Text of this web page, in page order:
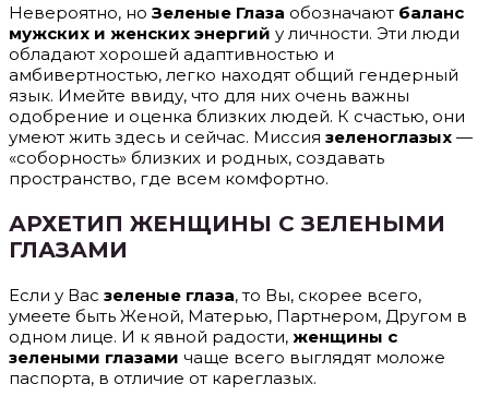
Невероятно, но Зеленые Глаза обозначают баланс
мужских и женских энергий у личности. Эти люди
обладают хорошей адаптивностью и
амбивертностью, легко находят общий гендерный
язык. Имейте ввиду, что для них очень важны
одобрение и оценка близких людей. К счастью, они
умеют жить здесь и сейчас. Миссия зеленоглазых —
«соборность» близких и родных, создавать
пространство, где всем комфортно.
АРХЕТИП ЖЕНЩИНЫ С ЗЕЛЕНЫМИ
ГЛАЗАМИ
Если у Вас зеленые глаза, то Вы, скорее всего,
умеете быть Женой, Матерью, Партнером, Другом в
одном лице. И к явной радости, женщины с
зелеными глазами чаще всего выглядят моложе
паспорта, в отличие от кареглазых.